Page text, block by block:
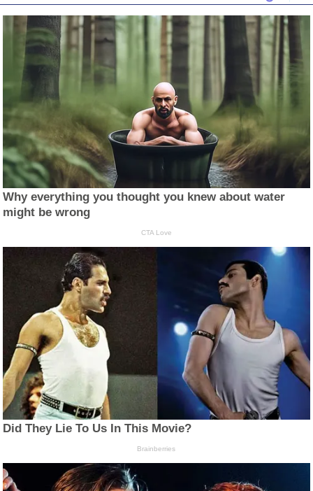
Why everything you thought you knew about water
might be wrong
CTA Love
Did They Lie To Us In This Movie?
Brainberries